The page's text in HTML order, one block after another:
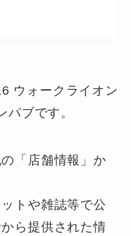
ウォークライオン
ブです。
「店舗情報」か
トや雑誌等で公
ら提供された情